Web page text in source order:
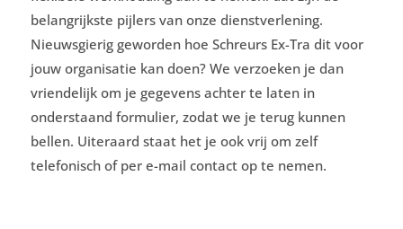
belangrijkste pijlers van onze dienstverlening.
Nieuwsgierig geworden hoe Schreurs Ex-Tra dit voor
jouw organisatie kan doen? We verzoeken je dan
vriendelijk om je gegevens achter te laten in
onderstaand formulier, zodat we je terug kunnen
bellen. Uiteraard staat het je ook vrij om zelf
telefonisch of per e-mail contact op te nemen.